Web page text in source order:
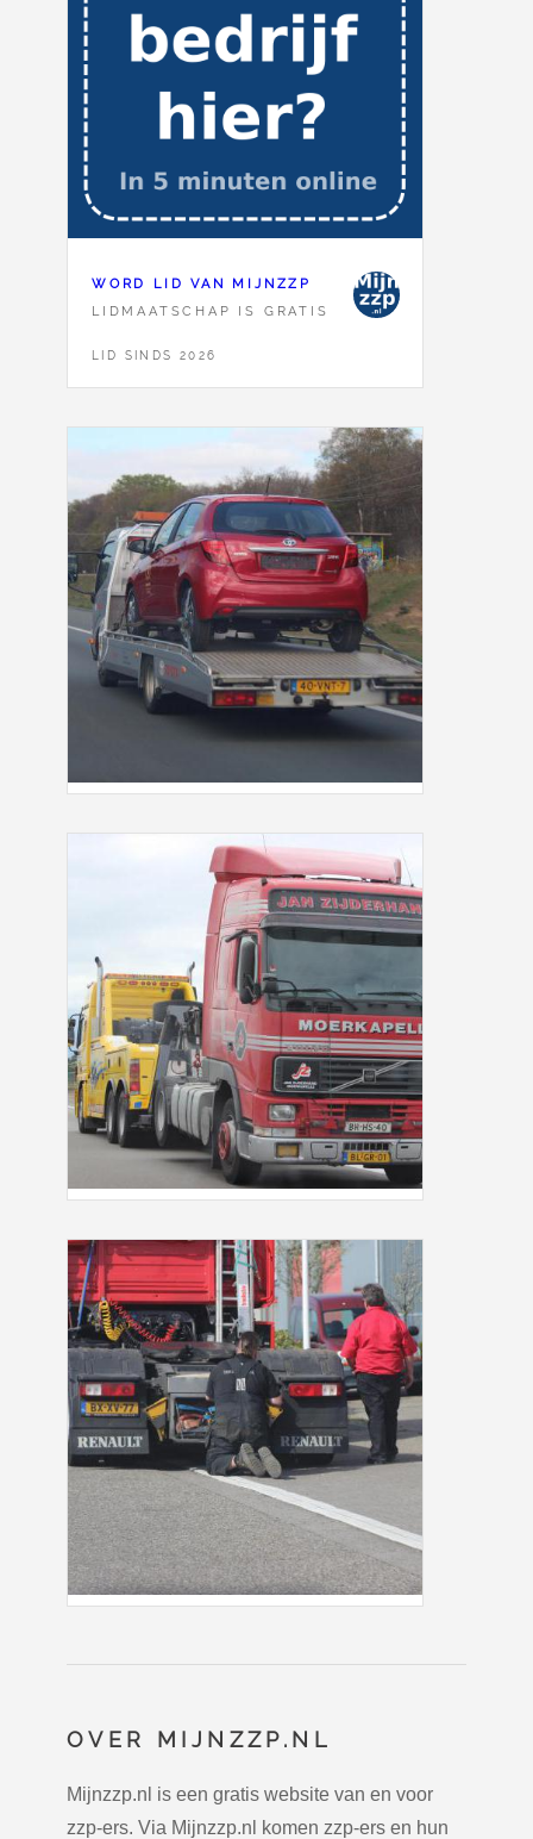
WORD LID VAN MIJNZZP
LIDMAATSCHAP IS GRATIS
LID SINDS 2026
OVER MIJNZZP.NL
Mijnzzp.nl is een gratis website van en voor
zzp-ers. Via Mijnzzp.nl komen zzp-ers en hun